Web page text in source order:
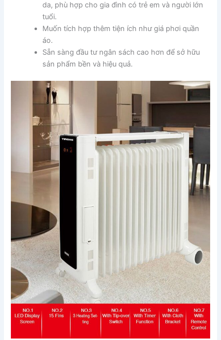
da, phù hợp cho gia đình có trẻ em và người lớn
tuổi.
Muốn tích hợp thêm tiện ích như giá phơi quần
áo.
Sẵn sàng đầu tư ngân sách cao hơn để sở hữu
sản phẩm bền và hiệu quả.